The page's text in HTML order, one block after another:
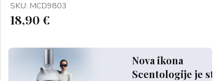
SKU: MCD9803
18,90 €
Nova ikona
Scentologije je